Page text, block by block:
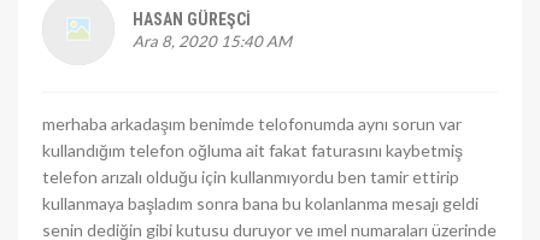
HASAN GÜREŞCI
Ara 8, 2020 15:40 AM
merhaba arkadaşım benimde telofonumda aynı sorun var
kullandığım telefon oğluma ait fakat faturasını kaybetmiş
telefon arızalı olduğu için kullanmıyordu ben tamir ettirip
kullanmaya başladım sonra bana bu kolanlanma mesajı geldi
senin dediğin gibi kutusu duruyor ve ımel numaraları üzerinde